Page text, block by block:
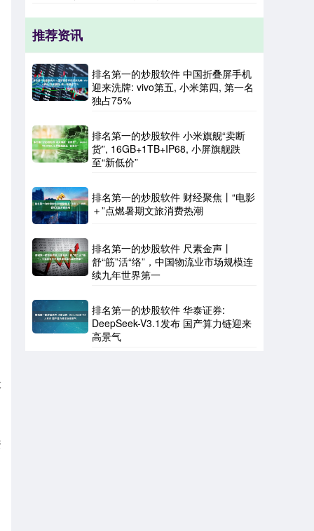
推荐资讯
排名第一的炒股软件 中国折叠屏手机
迎来洗牌: vivo第五, 小米第四, 第一名
独占75%
排名第一的炒股软件 小米旗舰“卖断
货”, 16GB+1TB+IP68, 小屏旗舰跌
至“新低价”
排名第一的炒股软件 财经聚焦丨“电影
＋”点燃暑期文旅消费热潮
排名第一的炒股软件 尺素金声丨
舒“筋”活“络”，中国物流业市场规模连
续九年世界第一
排名第一的炒股软件 华泰证券:
DeepSeek-V3.1发布 国产算力链迎来
高景气